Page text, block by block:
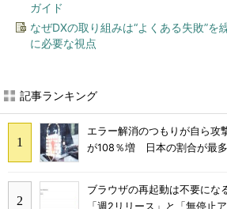
ガイド
なぜDXの取り組みは“よくある失敗”を
に必要な視点
記事ランキング
エラー解消のつもりが自ら攻
が108％増 日本の割合が最
ブラウザの再起動は不要に
「週2リリース」と「無停止